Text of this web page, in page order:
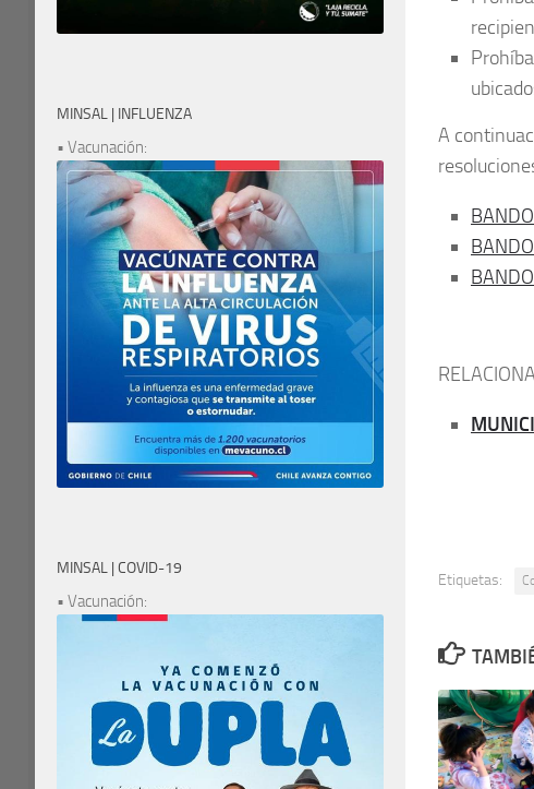
A
Etiquetas:
MINSAL | INFLUENZA
• Vacunación:
MINSAL | COVID-19
• Vacunación: